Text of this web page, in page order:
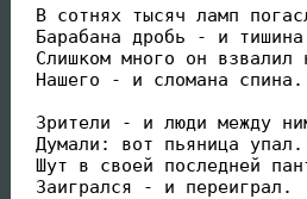
В сотнях тысяч ламп
Барабана дробь - и
Слишком много он взвалил
Нашего - и сломана спина.
Зрители - и люди между
Думали: вот пьяница
Шут в своей последней
Заигрался - и переиграл.